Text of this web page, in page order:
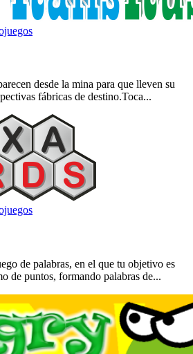
desde la mina para que lleven su
fábricas de destino.Toca...
de palabras, en el que tu objetivo es
de puntos, formando palabras de...